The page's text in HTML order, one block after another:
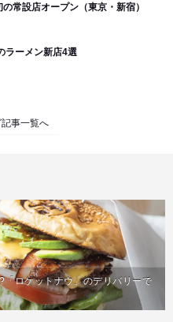
常設店オープン（東京・新宿）
ラーメン新店4選
事一覧へ
ロケットナウ」のデリバリーで